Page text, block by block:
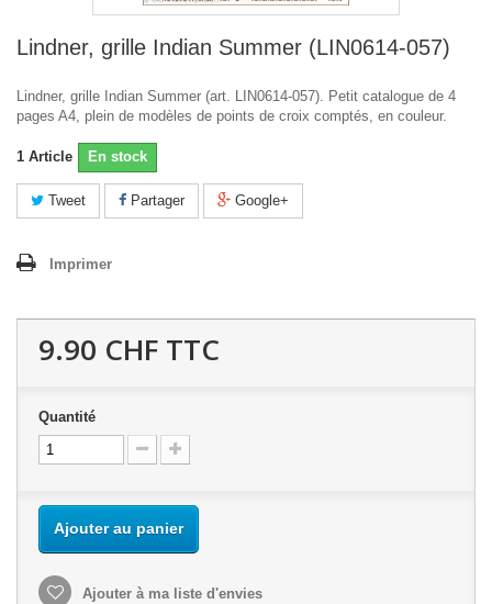
Lindner, grille Indian Summer (LIN0614-057)
Lindner, grille Indian Summer (art. LIN0614-057). Petit catalogue de 4
pages A4, plein de modèles de points de croix comptés, en couleur.
1 Article En stock
Tweet Partager Google+
Imprimer
9.90 CHF TTC
Quantité
Ajouter au panier
Ajouter à ma liste d'envies